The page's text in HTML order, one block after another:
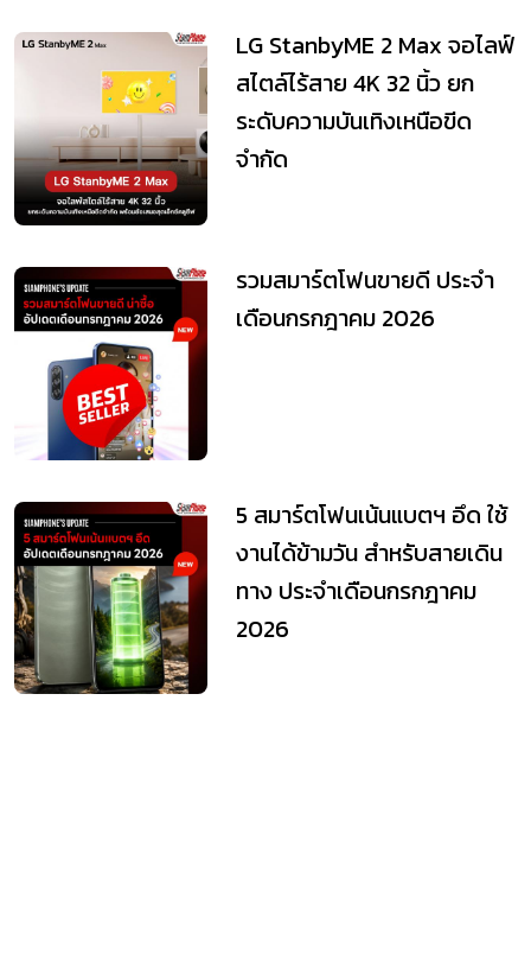
LG StanbyME 2 Max จอไลฟ์
สไตล์ไร้สาย 4K 32 นิ้ว ยก
ระดับความบันเทิงเหนือขีด
จำกัด
รวมสมาร์ตโฟนขายดี ประจำ
เดือนกรกฎาคม 2026
5 สมาร์ตโฟนเน้นแบตฯ อึด ใช้
งานได้ข้ามวัน สำหรับสายเดิน
ทาง ประจำเดือนกรกฎาคม
2026